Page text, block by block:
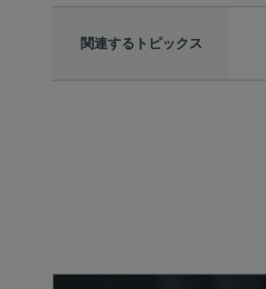
関連するトピックス